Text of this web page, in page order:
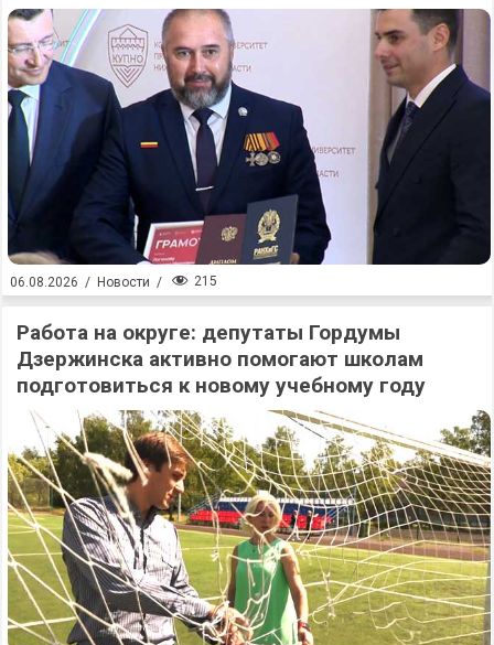
06.08.2026 / Новости / 215
Работа на округе: депутаты Гордумы
Дзержинска активно помогают школам
подготовиться к новому учебному году